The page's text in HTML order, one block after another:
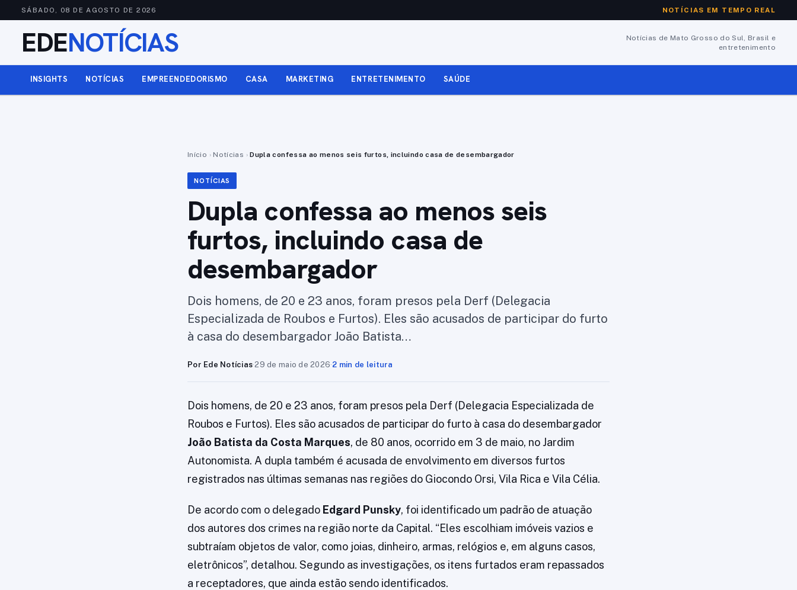
SÁBADO, 08 DE AGOSTO DE 2026 NOTÍCIAS EM TEMPO REAL
EDENOTÍCIAS
Notícias de Mato Grosso do Sul, Brasil e
entretenimento
INSIGHTS NOTÍCIAS EMPREENDEDORISMO CASA MARKETING ENTRETENIMENTO SAÚDE
Início › Notícias › Dupla confessa ao menos seis furtos, incluindo casa de desembargador
NOTÍCIAS
Dupla confessa ao menos seis
furtos, incluindo casa de
desembargador
Dois homens, de 20 e 23 anos, foram presos pela Derf (Delegacia
Especializada de Roubos e Furtos). Eles são acusados de participar do furto
à casa do desembargador João Batista…
Por Ede Notícias·29 de maio de 2026·2 min de leitura
Dois homens, de 20 e 23 anos, foram presos pela Derf (Delegacia Especializada de
Roubos e Furtos). Eles são acusados de participar do furto à casa do desembargador
João Batista da Costa Marques, de 80 anos, ocorrido em 3 de maio, no Jardim
Autonomista. A dupla também é acusada de envolvimento em diversos furtos
registrados nas últimas semanas nas regiões do Giocondo Orsi, Vila Rica e Vila Célia.
De acordo com o delegado Edgard Punsky, foi identificado um padrão de atuação
dos autores dos crimes na região norte da Capital. “Eles escolhiam imóveis vazios e
subtraíam objetos de valor, como joias, dinheiro, armas, relógios e, em alguns casos,
eletrônicos”, detalhou. Segundo as investigações, os itens furtados eram repassados
a receptadores, que ainda estão sendo identificados.